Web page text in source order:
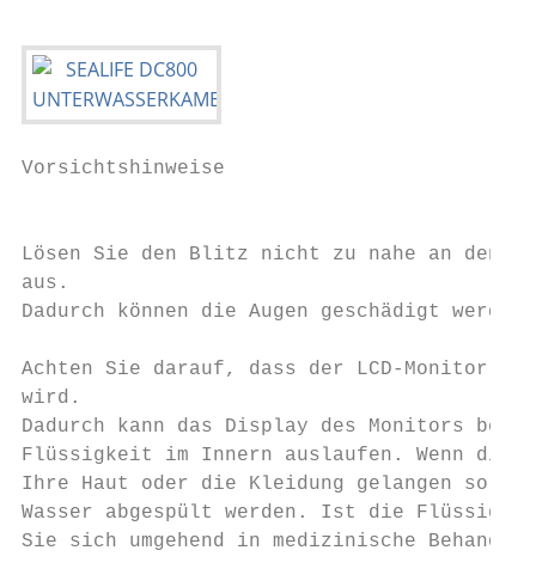
Vorsichtshinweise
Lösen Sie den Blitz nicht zu nahe an den
aus.
Dadurch können die Augen geschädigt werden.
Achten Sie darauf, dass der LCD-Monitor
wird.
Dadurch kann das Display des Monitors
Flüssigkeit im Innern auslaufen. Wenn
Ihre Haut oder die Kleidung gelangen
Wasser abgespült werden. Ist die
Sie sich umgehend in medizinische